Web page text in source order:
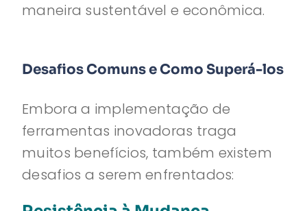
maneira sustentável e econômica.
Desafios Comuns e Como Superá-los
Embora a implementação de
ferramentas inovadoras traga
muitos benefícios, também existem
desafios a serem enfrentados: